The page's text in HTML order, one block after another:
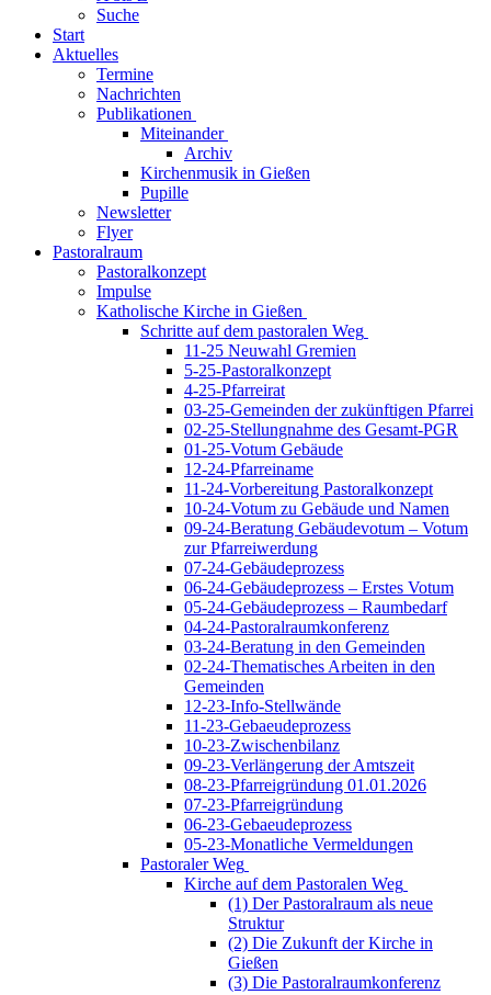
Suche
Start
Aktuelles
Termine
Nachrichten
Publikationen
Miteinander
Archiv
Kirchenmusik in Gießen
Pupille
Newsletter
Flyer
Pastoralraum
Pastoralkonzept
Impulse
Katholische Kirche in Gießen
Schritte auf dem pastoralen Weg
11-25 Neuwahl Gremien
5-25-Pastoralkonzept
4-25-Pfarreirat
03-25-Gemeinden der zukünftigen Pfarrei
02-25-Stellungnahme des Gesamt-PGR
01-25-Votum Gebäude
12-24-Pfarreiname
11-24-Vorbereitung Pastoralkonzept
10-24-Votum zu Gebäude und Namen
09-24-Beratung Gebäudevotum – Votum
zur Pfarreiwerdung
07-24-Gebäudeprozess
06-24-Gebäudeprozess – Erstes Votum
05-24-Gebäudeprozess – Raumbedarf
04-24-Pastoralraumkonferenz
03-24-Beratung in den Gemeinden
02-24-Thematisches Arbeiten in den
Gemeinden
12-23-Info-Stellwände
11-23-Gebaeudeprozess
10-23-Zwischenbilanz
09-23-Verlängerung der Amtszeit
08-23-Pfarreigründung 01.01.2026
07-23-Pfarreigründung
06-23-Gebaeudeprozess
05-23-Monatliche Vermeldungen
Pastoraler Weg
Kirche auf dem Pastoralen Weg
(1) Der Pastoralraum als neue
Struktur
(2) Die Zukunft der Kirche in
Gießen
(3) Die Pastoralraumkonferenz